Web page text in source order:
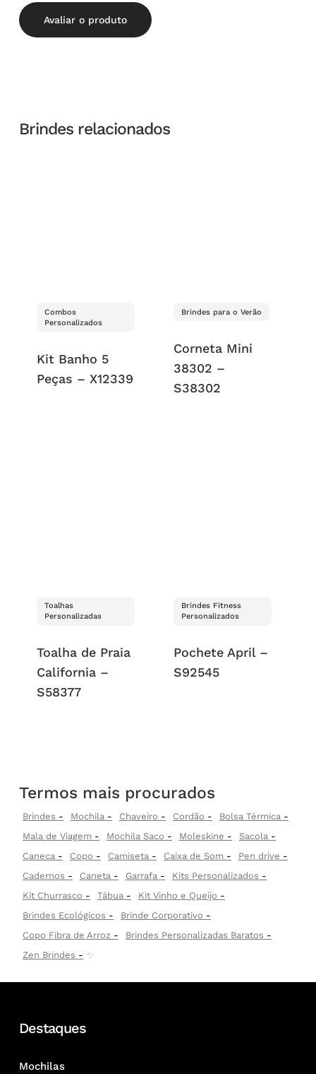
Avaliar o produto
Brindes relacionados
Combos
Personalizados
Kit Banho 5
Peças – X12339
Brindes para o Verão
Corneta Mini
38302 –
S38302
Toalhas
Personalizadas
Toalha de Praia
California –
S58377
Brindes Fitness
Personalizados
Pochete April –
S92545
Termos mais procurados
Brindes Mochila Chaveiro Cordão
Bolsa Térmica
Mala de Viagem
Mochila Saco Moleskine
Sacola
Caneca
Copo Camiseta Caixa de Som
Pen drive
Cadernos
Caneta Garrafa
Kits Personalizados
Kit Churrasco
Tábua
Kit Vinho e Queijo
Brindes Ecológicos
Brinde Corporativo
Copo Fibra de Arroz
Brindes Personalizadas Baratos
Zen Brindes
✨
Destaques
Mochilas